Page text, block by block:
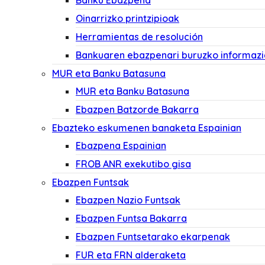
Oinarrizko printzipioak
Herramientas de resolución
Bankuaren ebazpenari buruzko
MUR eta Banku Batasuna
MUR eta Banku Batasuna
Ebazpen Batzorde Bakarra
Ebazteko eskumenen banaketa Espainian
Ebazpena Espainian
FROB ANR exekutibo gisa
Ebazpen Funtsak
Ebazpen Nazio Funtsak
Ebazpen Funtsa Bakarra
Ebazpen Funtsetarako ekarpenak
FUR eta FRN alderaketa